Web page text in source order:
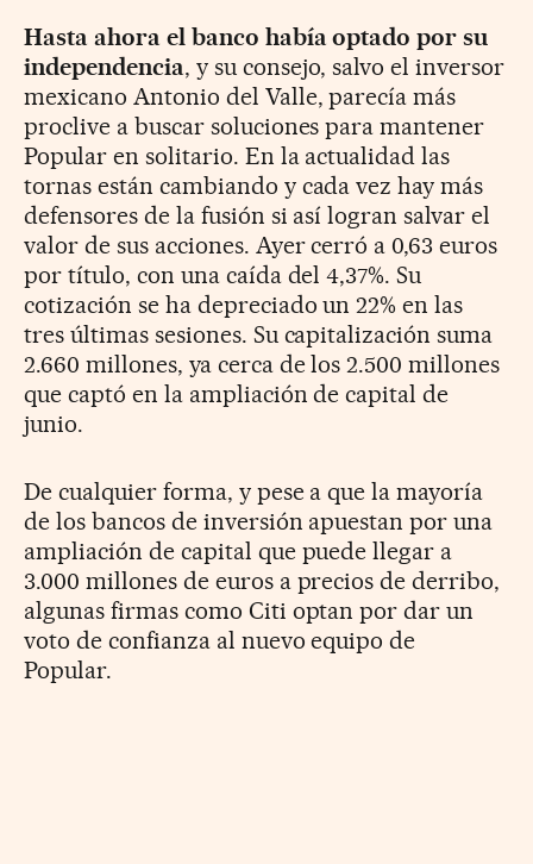
Hasta ahora el banco había optado por su
independencia, y su consejo, salvo el inversor
mexicano Antonio del Valle, parecía más
proclive a buscar soluciones para mantener
Popular en solitario. En la actualidad las
tornas están cambiando y cada vez hay más
defensores de la fusión si así logran salvar el
valor de sus acciones. Ayer cerró a 0,63 euros
por título, con una caída del 4,37%. Su
cotización se ha depreciado un 22% en las
tres últimas sesiones. Su capitalización suma
2.660 millones, ya cerca de los 2.500 millones
que captó en la ampliación de capital de
junio.
De cualquier forma, y pese a que la mayoría
de los bancos de inversión apuestan por una
ampliación de capital que puede llegar a
3.000 millones de euros a precios de derribo,
algunas firmas como Citi optan por dar un
voto de confianza al nuevo equipo de
Popular.